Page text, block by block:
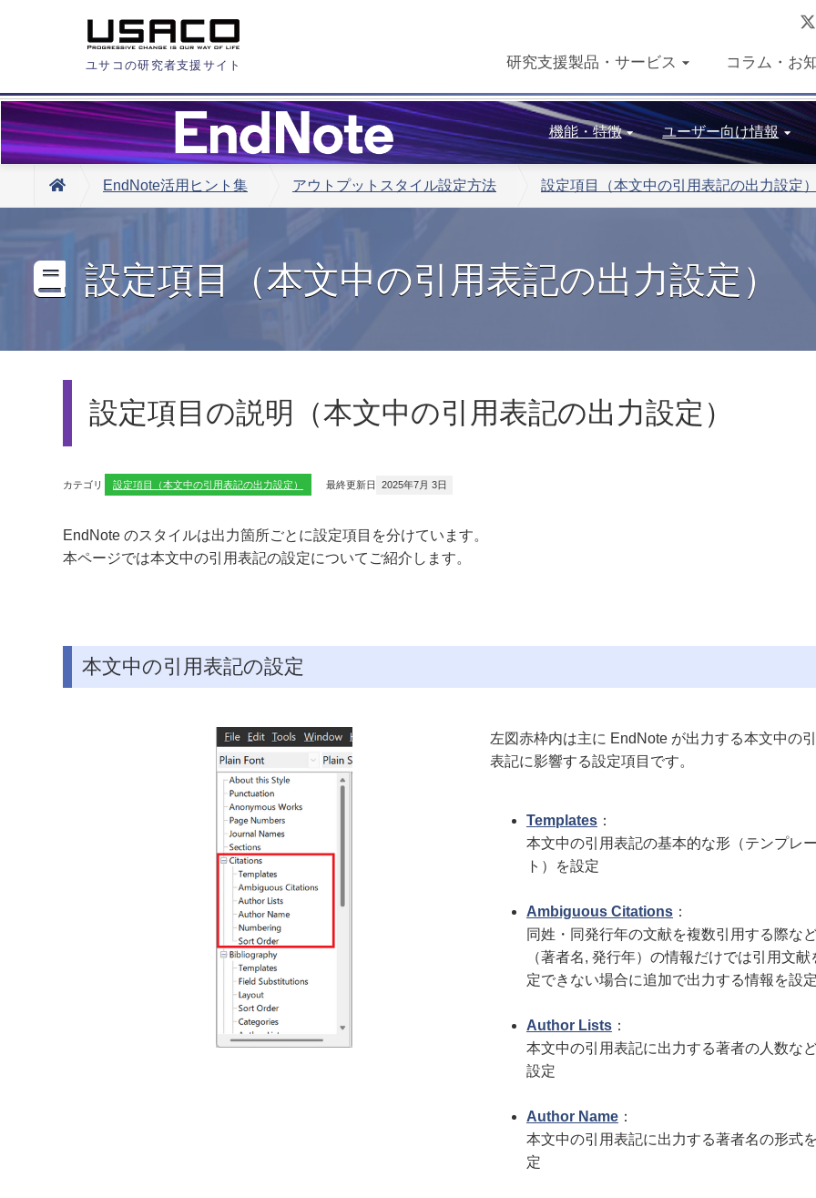
ユサコの研究者支援サイト 研究支援製品・サービス コラム・お
機能・特徴 ユーザー向け情報
EndNote活用ヒント集 アウトプットスタイル設定方法 設定項目（本文中の引用表記の出力設定
設定項目（本文中の引用表記の出力設定）
設定項目の説明（本文中の引用表記の出力設定）
カテゴリ 設定項目（本文中の引用表記の出力設定） 最終更新日 2025年7月 3日
EndNote のスタイルは出力箇所ごとに設定項目を分けています。
本ページでは本文中の引用表記の設定についてご紹介します。
本文中の引用表記の設定
左図赤枠内は主に EndNote が出力する本文中の
表記に影響する設定項目です。
Templates ：
本文中の引用表記の基本的な形（テンプレ
ト）を設定
Ambiguous Citations ：
同姓・同発行年の文献を複数引用する際な
（著者名, 発行年）の情報だけでは引用文献
定できない場合に追加で出力する情報を設
Author Lists ：
本文中の引用表記に出力する著者の人数な
設定
Author Name ：
本文中の引用表記に出力する著者名の形式
定